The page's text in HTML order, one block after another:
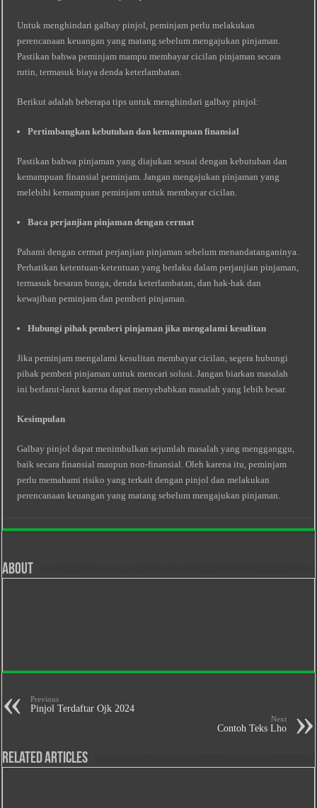
Untuk menghindari galbay pinjol, peminjam perlu melakukan
perencanaan keuangan yang matang sebelum mengajukan pinjaman.
Pastikan bahwa peminjam mampu membayar cicilan pinjaman secara
rutin, termasuk biaya denda keterlambatan.
Berikut adalah beberapa tips untuk menghindari galbay pinjol:
Pertimbangkan kebutuhan dan kemampuan finansial
Pastikan bahwa pinjaman yang diajukan sesuai dengan kebutuhan dan
kemampuan finansial peminjam. Jangan mengajukan pinjaman yang
melebihi kemampuan peminjam untuk membayar cicilan.
Baca perjanjian pinjaman dengan cermat
Pahami dengan cermat perjanjian pinjaman sebelum menandatanganinya.
Perhatikan ketentuan-ketentuan yang berlaku dalam perjanjian pinjaman,
termasuk besaran bunga, denda keterlambatan, dan hak-hak dan
kewajiban peminjam dan pemberi pinjaman.
Hubungi pihak pemberi pinjaman jika mengalami kesulitan
Jika peminjam mengalami kesulitan membayar cicilan, segera hubungi
pihak pemberi pinjaman untuk mencari solusi. Jangan biarkan masalah
ini berlarut-larut karena dapat menyebabkan masalah yang lebih besar.
Kesimpulan
Galbay pinjol dapat menimbulkan sejumlah masalah yang mengganggu,
baik secara finansial maupun non-finansial. Oleh karena itu, peminjam
perlu memahami risiko yang terkait dengan pinjol dan melakukan
perencanaan keuangan yang matang sebelum mengajukan pinjaman.
About
Previous
Pinjol Terdaftar Ojk 2024
Next
Contoh Teks Lho
Related Articles